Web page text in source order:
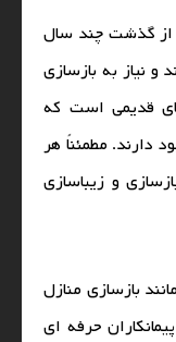
از گذشت چند سال
نیاز به بازسازی
قدیمی است که
دارند. مطمئناً هر
و زیباسازی
بازسازی منازل
حرفه‌ ای